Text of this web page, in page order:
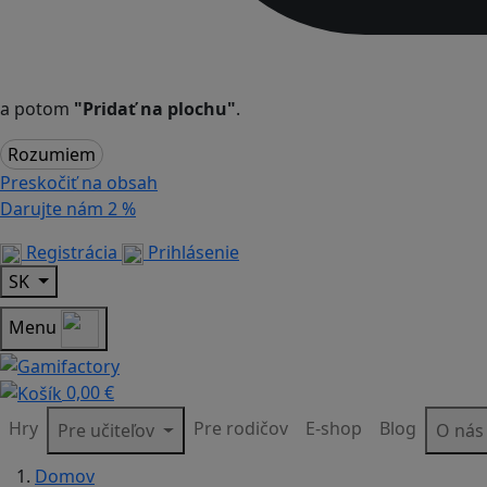
a potom "Pridať na plochu".
Rozumiem
Preskočiť na obsah
Darujte nám 2 %
Registrácia
Prihlásenie
SK
Menu
0,00 €
Hry
Pre učiteľov Pre rodičov E-shop Blog
O nás
Domov